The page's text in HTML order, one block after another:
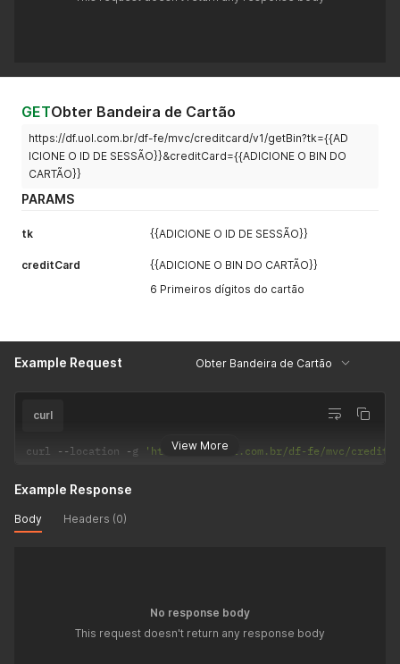
GETObter Bandeira de Cartão
https://df.uol.com.br/df-fe/mvc/creditcard/v1/getBin?tk={{AD
ICIONE O ID DE SESSÃO}}&creditCard={{ADICIONE O BIN DO
CARTÃO}}
PARAMS
tk {{ADICIONE O ID DE SESSÃO}}
creditCard
{{ADICIONE O BIN DO CARTÃO}}
6 Primeiros dígitos do cartão
Example Request Obter Bandeira de Cartão
View More
curl
curl --location -g 'https://df.uol.com.br/df-fe/mvc/creditcard/v1/
Example Response
Body Headers (0)
No response body
This request doesn't return any response body